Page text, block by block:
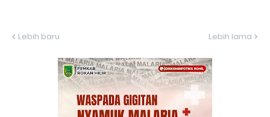
Lebih baru Lebih lama